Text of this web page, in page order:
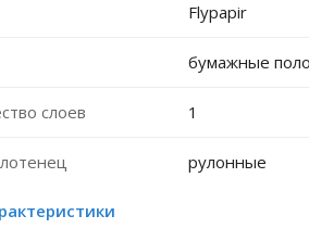
Flypapir
бумажные
слоев 1
рулонные